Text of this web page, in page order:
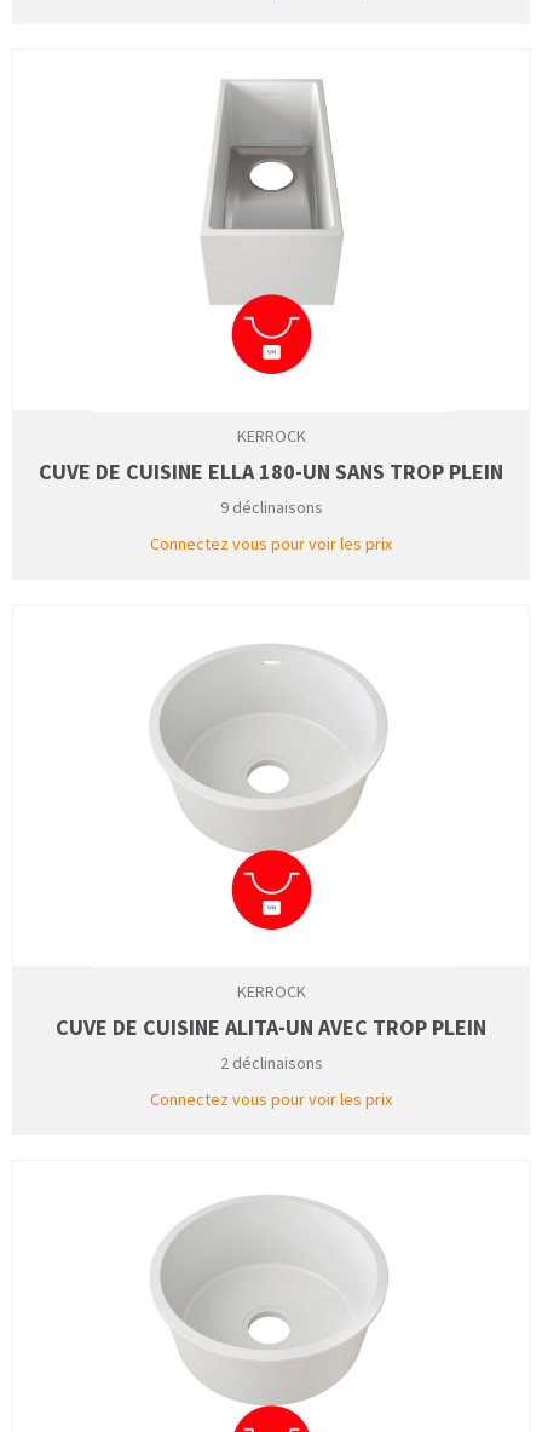
KERROCK
CUVE DE CUISINE ELLA 180-UN SANS TROP PLEIN
9 déclinaisons
Connectez vous pour voir les prix
KERROCK
CUVE DE CUISINE ALITA-UN AVEC TROP PLEIN
2 déclinaisons
Connectez vous pour voir les prix